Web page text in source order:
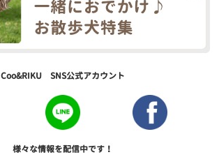
Coo&RIKU SNS公式アカウント
様々な情報を配信中です！